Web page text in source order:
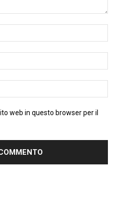
web in questo browser per il